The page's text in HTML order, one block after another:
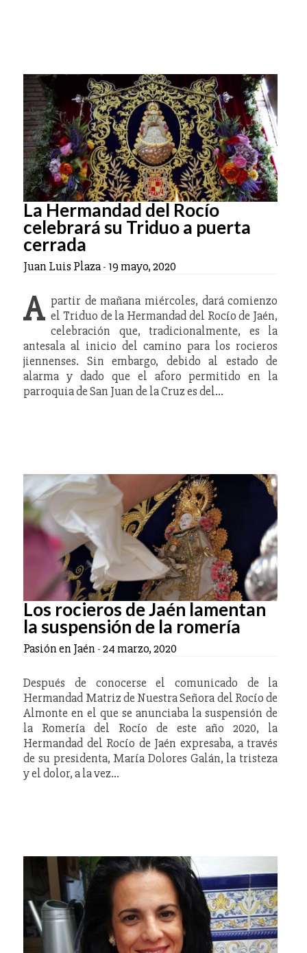
La Hermandad del Rocío
celebrará su Triduo a puerta
cerrada
Juan Luis Plaza- 19 mayo, 2020
A partir de mañana miércoles, dará comienzo
el Triduo de la Hermandad del Rocío de Jaén,
celebración que, tradicionalmente, es la
antesala al inicio del camino para los rocieros
jiennenses. Sin embargo, debido al estado de
alarma y dado que el aforo permitido en la
parroquia de San Juan de la Cruz es del…
Los rocieros de Jaén lamentan
la suspensión de la romería
Pasión en Jaén -24 marzo, 2020
Después de conocerse el comunicado de la
Hermandad Matriz de Nuestra Señora del Rocío de
Almonte en el que se anunciaba la suspensión de
la Romería del Rocío de este año 2020, la
Hermandad del Rocío de Jaén expresaba, a través
de su presidenta, María Dolores Galán, la tristeza
y el dolor, a la vez…